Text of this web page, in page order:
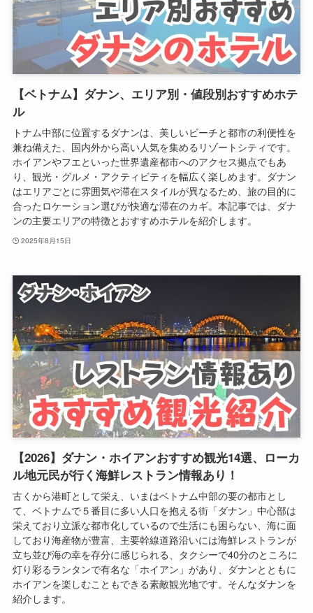
【ベトナム】ダナン、エリア別・値段別おすすめホテ
ル
トナム中部に位置するダナンは、美しいビーチと都市の利便性を
兼ね備えた、国内外から高い人気を集めるリゾートシティです。
ホイアンやフエといった世界遺産都市へのアクセス拠点でもあ
り、観光・グルメ・アクティビティを幅広く楽しめます。ダナン
はエリアごとに雰囲気や滞在スタイルが異なるため、旅の目的に
合ったロケーション選びが快適な滞在のカギ。本記事では、ダナ
ンの主要エリアの特徴とおすすめホテルを紹介します。
2025年8月15日
【2026】ダナン・ホイアンおすすめ観光14選、ローカ
ル地元民が行く海鮮レストラン情報あり！
古くから港町として栄え、いまはベトナム中部の要の都市とし
て、ベトナムで５番目に多い人口を抱える街「ダナン」中心部は
栄えており立派な都市化しているので生活にも困らない、海に面
しており海産物が豊富、主要幹線道路沿いには海鮮レストランが
立ち並び海の幸を存分に感じられる、タクシーで40分のところに
灯り彩るランタンで有名な「ホイアン」があり、ダナンとともに
ホイアンを楽しむこともできる素敵観光地です。そんなダナンを
紹介します。